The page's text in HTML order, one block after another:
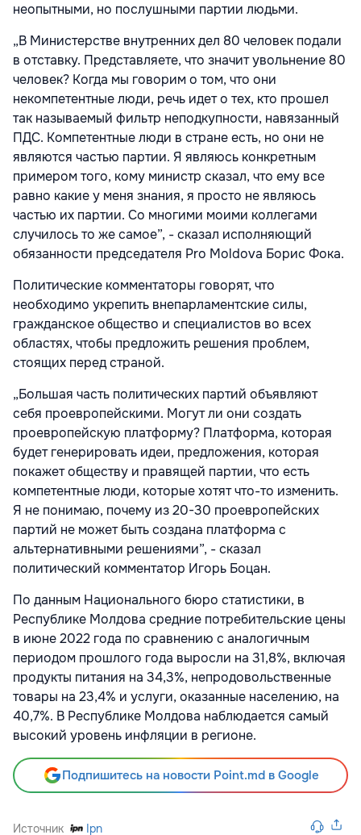
неопытными, но послушными партии людьми.
„В Министерстве внутренних дел 80 человек подали
в отставку. Представляете, что значит увольнение 80
человек? Когда мы говорим о том, что они
некомпетентные люди, речь идет о тех, кто прошел
так называемый фильтр неподкупности, навязанный
ПДС. Компетентные люди в стране есть, но они не
являются частью партии. Я являюсь конкретным
примером того, кому министр сказал, что ему все
равно какие у меня знания, я просто не являюсь
частью их партии. Со многими моими коллегами
случилось то же самое”, - сказал исполняющий
обязанности председателя Pro Moldova Борис Фока.
Политические комментаторы говорят, что
необходимо укрепить внепарламентские силы,
гражданское общество и специалистов во всех
областях, чтобы предложить решения проблем,
стоящих перед страной.
„Большая часть политических партий объявляют
себя проевропейскими. Могут ли они создать
проевропейскую платформу? Платформа, которая
будет генерировать идеи, предложения, которая
покажет обществу и правящей партии, что есть
компетентные люди, которые хотят что-то изменить.
Я не понимаю, почему из 20-30 проевропейских
партий не может быть создана платформа с
альтернативными решениями”, - сказал
политический комментатор Игорь Боцан.
По данным Национального бюро статистики, в
Республике Молдова средние потребительские цены
в июне 2022 года по сравнению с аналогичным
периодом прошлого года выросли на 31,8%, включая
продукты питания на 34,3%, непродовольственные
товары на 23,4% и услуги, оказанные населению, на
40,7%. В Республике Молдова наблюдается самый
высокий уровень инфляции в регионе.
Подпишитесь на новости Point.md в Google
Источник Ipn